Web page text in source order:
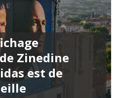
Zinedine
est de